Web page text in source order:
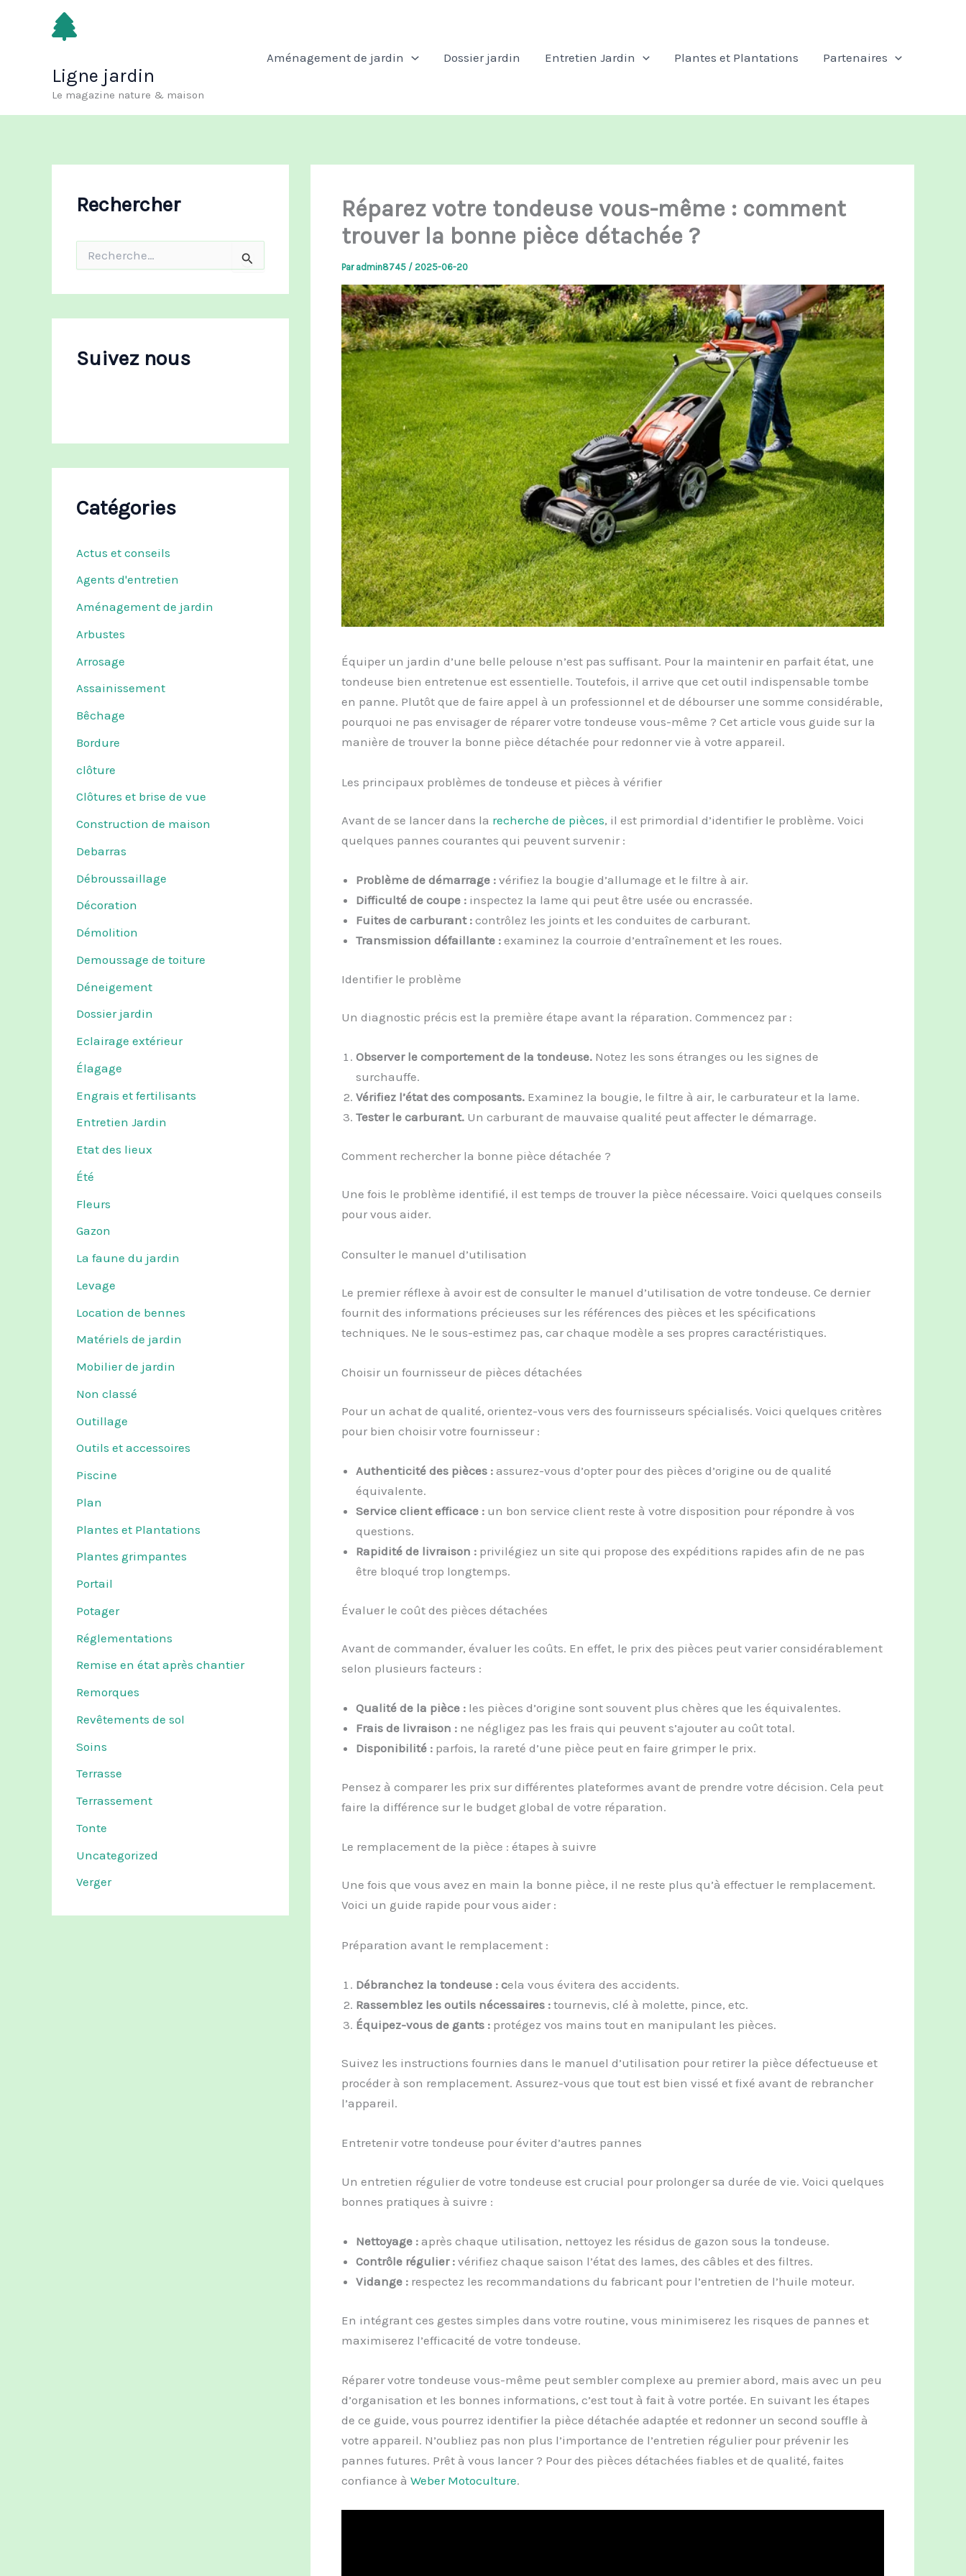
Ligne jardin
Le magazine nature & maison
Aménagement de jardin Dossier jardin Entretien Jardin Plantes et Plantations Partenaires
Rechercher
r
eSuivez nous
Catégories
Actus et conseils
Agents d'entretien
Aménagement de jardin
Arbustes
Arrosage
Assainissement
Bêchage
Bordure
clôture
Clôtures et brise de vue
Construction de maison
Debarras
Débroussaillage
Décoration
Démolition
Demoussage de toiture
Déneigement
Dossier jardin
Eclairage extérieur
Élagage
Engrais et fertilisants
Entretien Jardin
Etat des lieux
Été
Fleurs
Gazon
La faune du jardin
Levage
Location de bennes
Matériels de jardin
Mobilier de jardin
Non classé
Outillage
Outils et accessoires
Piscine
Plan
Plantes et Plantations
Plantes grimpantes
Portail
Potager
Réglementations
Remise en état après chantier
Remorques
Revêtements de sol
Soins
Terrasse
Terrassement
Tonte
Uncategorized
Verger
Réparez votre tondeuse vous-même : comment
trouver la bonne pièce détachée ?
Par admin8745 / 2025-06-20
Équiper un jardin d’une belle pelouse n’est pas suffisant. Pour la maintenir en parfait état, une
tondeuse bien entretenue est essentielle. Toutefois, il arrive que cet outil indispensable tombe
en panne. Plutôt que de faire appel à un professionnel et de débourser une somme considérable,
pourquoi ne pas envisager de réparer votre tondeuse vous-même ? Cet article vous guide sur la
manière de trouver la bonne pièce détachée pour redonner vie à votre appareil.
Les principaux problèmes de tondeuse et pièces à vérifier
Avant de se lancer dans la recherche de pièces, il est primordial d’identifier le problème. Voici
quelques pannes courantes qui peuvent survenir :
Problème de démarrage :vérifiez la bougie d’allumage et le filtre à air.
Difficulté de coupe :inspectez la lame qui peut être usée ou encrassée.
Fuites de carburant :contrôlez les joints et les conduites de carburant.
Transmission défaillante :examinez la courroie d’entraînement et les roues.
Identifier le problème
Un diagnostic précis est la première étape avant la réparation. Commencez par :
Observer le comportement de la tondeuse.Notez les sons étranges ou les signes de
surchauffe.
Vérifiez l’état des composants.Examinez la bougie, le filtre à air, le carburateur et la lame.
Tester le carburant.Un carburant de mauvaise qualité peut affecter le démarrage.
Comment rechercher la bonne pièce détachée ?
Une fois le problème identifié, il est temps de trouver la pièce nécessaire. Voici quelques conseils
pour vous aider.
Consulter le manuel d’utilisation
Le premier réflexe à avoir est de consulter le manuel d’utilisation de votre tondeuse. Ce dernier
fournit des informations précieuses sur les références des pièces et les spécifications
techniques. Ne le sous-estimez pas, car chaque modèle a ses propres caractéristiques.
Choisir un fournisseur de pièces détachées
Pour un achat de qualité, orientez-vous vers des fournisseurs spécialisés. Voici quelques critères
pour bien choisir votre fournisseur :
Authenticité des pièces :assurez-vous d’opter pour des pièces d’origine ou de qualité
équivalente.
Service client efficace :un bon service client reste à votre disposition pour répondre à vos
questions.
Rapidité de livraison :privilégiez un site qui propose des expéditions rapides afin de ne pas
être bloqué trop longtemps.
Évaluer le coût des pièces détachées
Avant de commander, évaluer les coûts. En effet, le prix des pièces peut varier considérablement
selon plusieurs facteurs :
Qualité de la pièce :les pièces d’origine sont souvent plus chères que les équivalentes.
Frais de livraison :ne négligez pas les frais qui peuvent s’ajouter au coût total.
Disponibilité :parfois, la rareté d’une pièce peut en faire grimper le prix.
Pensez à comparer les prix sur différentes plateformes avant de prendre votre décision. Cela peut
faire la différence sur le budget global de votre réparation.
Le remplacement de la pièce : étapes à suivre
Une fois que vous avez en main la bonne pièce, il ne reste plus qu’à effectuer le remplacement.
Voici un guide rapide pour vous aider :
Préparation avant le remplacement :
Débranchez la tondeuse : cela vous évitera des accidents.
Rassemblez les outils nécessaires :tournevis, clé à molette, pince, etc.
Équipez-vous de gants :protégez vos mains tout en manipulant les pièces.
Suivez les instructions fournies dans le manuel d’utilisation pour retirer la pièce défectueuse et
procéder à son remplacement. Assurez-vous que tout est bien vissé et fixé avant de rebrancher
l’appareil.
Entretenir votre tondeuse pour éviter d’autres pannes
Un entretien régulier de votre tondeuse est crucial pour prolonger sa durée de vie. Voici quelques
bonnes pratiques à suivre :
Nettoyage :après chaque utilisation, nettoyez les résidus de gazon sous la tondeuse.
Contrôle régulier :vérifiez chaque saison l’état des lames, des câbles et des filtres.
Vidange :respectez les recommandations du fabricant pour l’entretien de l’huile moteur.
En intégrant ces gestes simples dans votre routine, vous minimiserez les risques de pannes et
maximiserez l’efficacité de votre tondeuse.
Réparer votre tondeuse vous-même peut sembler complexe au premier abord, mais avec un peu
d’organisation et les bonnes informations, c’est tout à fait à votre portée. En suivant les étapes
de ce guide, vous pourrez identifier la pièce détachée adaptée et redonner un second souffle à
votre appareil. N’oubliez pas non plus l’importance de l’entretien régulier pour prévenir les
pannes futures. Prêt à vous lancer ? Pour des pièces détachées fiables et de qualité, faites
confiance à Weber Motoculture.